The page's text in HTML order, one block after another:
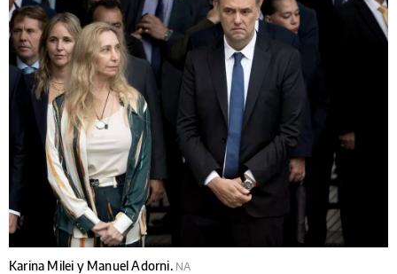
Karina Milei y Manuel Adorni. NA